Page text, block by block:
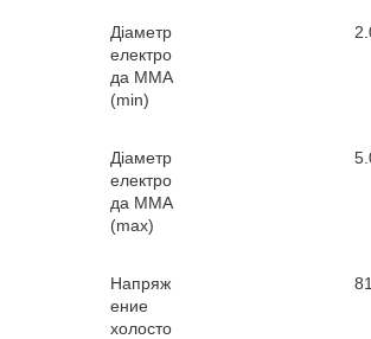
Діаметр
електро
да MMA
(min)
Діаметр
електро
да MMA
(max)
Напряж
ение
холосто